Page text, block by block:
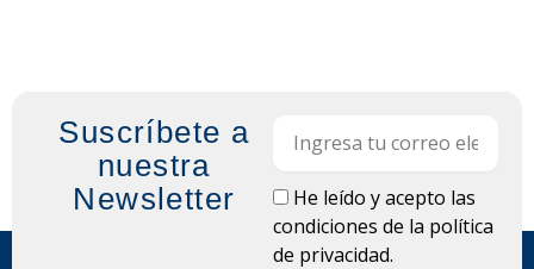
Suscríbete a
nuestra
Newsletter
LOPDHe leído y acepto las
condiciones de la política
de privacidad.